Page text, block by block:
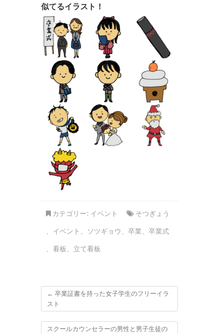
似てるイラスト！
カテゴリー: イベント
そつぎょう
、 イベント 、 ソツギョウ 、 卒業、 卒業式
、 看板 、 立て看板
← 卒業証書を持った女子学生のフリーイラ
スト
スクールカウンセラーの男性と男子生徒の